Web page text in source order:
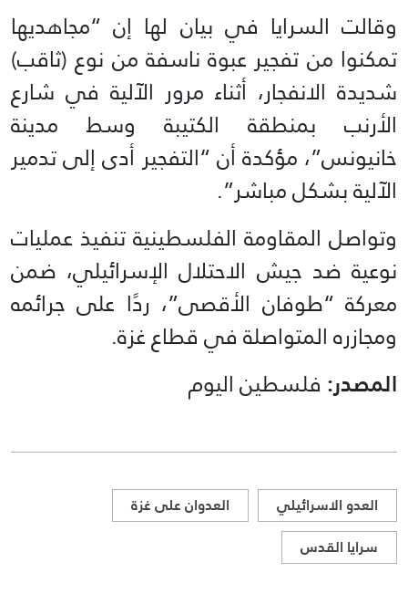
وقالت السرايا في بيان لها إن “مجاهديها
تمكنوا من تفجير عبوة ناسفة من نوع (ثاقب)
شديدة الانفجار، أثناء مرور الآلية في شارع
الأرنب بمنطقة الكتيبة وسط مدينة
خانيونس”، مؤكدة أن “التفجير أدى إلى تدمير
الآلية بشكل مباشر”.
وتواصل المقاومة الفلسطينية تنفيذ عمليات
نوعية ضد جيش الاحتلال الإسرائيلي، ضمن
معركة “طوفان الأقصى”، ردًا على جرائمه
ومجازره المتواصلة في قطاع غزة.
المصدر: فلسطين اليوم
العدو الاسرائيلي
العدوان على غزة
سرايا القدس